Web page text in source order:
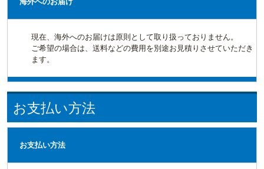
現在、海外へのお届けは原則として取り扱っておりません。
ご希望の場合は、送料などの費用を別途お見積りさせていただき
ます。
お支払い方法
お支払い方法